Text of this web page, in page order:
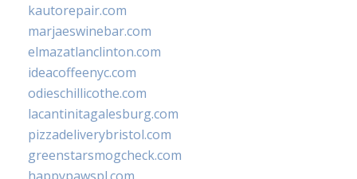
kautorepair.com
marjaeswinebar.com
elmazatlanclinton.com
ideacoffeenyc.com
odieschillicothe.com
lacantinitagalesburg.com
pizzadeliverybristol.com
greenstarsmogcheck.com